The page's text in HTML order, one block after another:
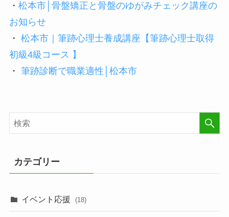
・ 松本市│骨盤矯正と骨盤のゆがみチェック講座の
お知らせ
・ 松本市｜筆跡心理士養成講座【筆跡心理士取得
初級4級コース 】
・ 筆跡診断で職業適性│松本市
カテゴリー
イベント応援 (18)